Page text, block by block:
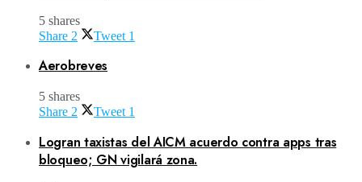
5 shares
Share 2 Tweet 1
Aerobreves
5 shares
Share 2 Tweet 1
Logran taxistas del AICM acuerdo contra apps tras
bloqueo; GN vigilará zona.